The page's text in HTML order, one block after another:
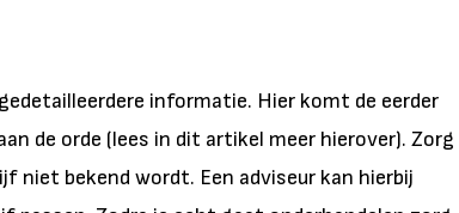
informatie. Hier komt de eerder
de orde (lees in dit artikel meer hierover). Zorg
niet bekend wordt. Een adviseur kan hierbij